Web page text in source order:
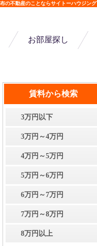
の不動産のことならサイトーハウジング
お部屋探し
賃料から検索
3万円以下
3万円～4万円
4万円～5万円
5万円～6万円
6万円～7万円
7万円～8万円
8万円以上